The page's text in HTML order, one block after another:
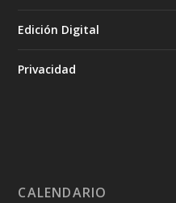
Edición Digital
Privacidad
CALENDARIO